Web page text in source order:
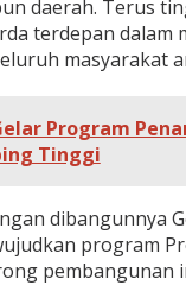
daerah. Terus
terdepan dalam
masyarakat
Program
Tinggi
dibangunnya
program